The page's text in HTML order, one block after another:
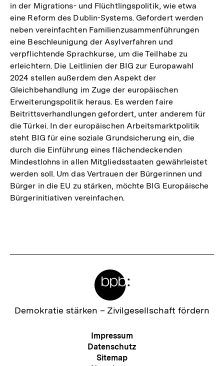
in der Migrations- und Flüchtlingspolitik, wie etwa
eine Reform des Dublin-Systems. Gefordert werden
neben vereinfachten Familienzusammenführungen
eine Beschleunigung der Asylverfahren und
verpflichtende Sprachkurse, um die Teilhabe zu
erleichtern. Die Leitlinien der BIG zur Europawahl
2024 stellen außerdem den Aspekt der
Gleichbehandlung im Zuge der europäischen
Erweiterungspolitik heraus. Es werden faire
Beitrittsverhandlungen gefordert, unter anderem für
die Türkei. In der europäischen Arbeitsmarktpolitik
steht BIG für eine soziale Grundsicherung ein, die
durch die Einführung eines flächendeckenden
Mindestlohns in allen Mitgliedsstaaten gewährleistet
werden soll. Um das Vertrauen der Bürgerinnen und
Bürger in die EU zu stärken, möchte BIG Europäische
Bürgerinitiativen vereinfachen.
Zur
Demokratie stärken – Zivilgesellschaft fördern
Meta-
Navigation
Impressum
Datenschutz
Sitemap